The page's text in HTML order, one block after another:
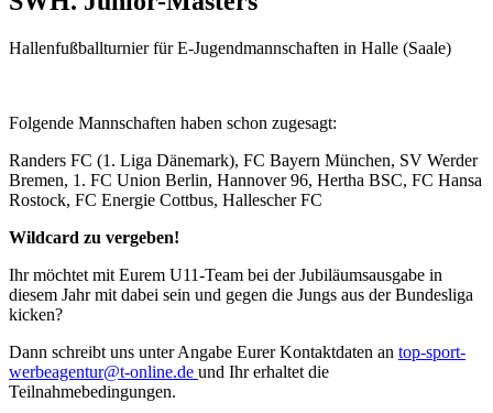
Hallenfußballturnier für E-Jugendmannschaften in Halle (Saale)
Folgende Mannschaften haben schon zugesagt:
Randers FC (1. Liga Dänemark), FC Bayern München, SV Werder
Bremen, 1. FC Union Berlin, Hannover 96, Hertha BSC, FC Hansa
Rostock, FC Energie Cottbus, Hallescher FC
Wildcard zu vergeben!
Ihr möchtet mit Eurem U11-Team bei der Jubiläumsausgabe in
diesem Jahr mit dabei sein und gegen die Jungs aus der Bundesliga
kicken?
Dann schreibt uns unter Angabe Eurer Kontaktdaten an top-sport-
werbeagentur@t-online.de und Ihr erhaltet die
Teilnahmebedingungen.